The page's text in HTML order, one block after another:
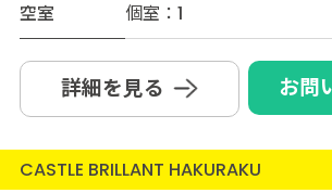
空室
個室：1
詳細を見る お問
CASTLE BRILLANT HAKURAKU